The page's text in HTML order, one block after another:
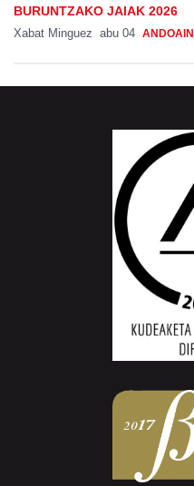
BURUNTZAKO JAIAK 2026
Xabat Minguez abu 04 ANDOAIN